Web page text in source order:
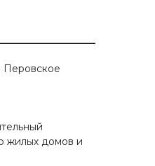
Перовское
жилых домов и